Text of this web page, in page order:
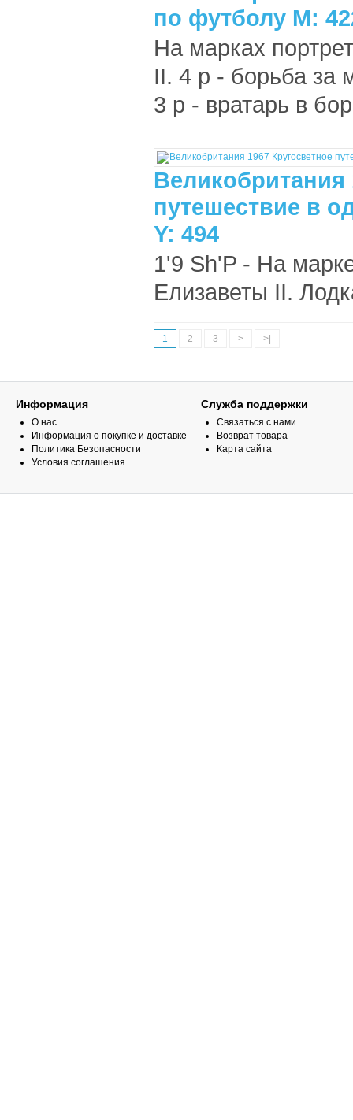
по футболу M:
На марках
II. 4 р - борьба за
3 p - вратарь в
Великобритания
путешествие в
Y: 494
1'9 Sh'P - На
Елизаветы II.
1 2 3 > >|
Информация
О нас
Информация о покупке и доставке
Политика Безопасности
Условия соглашения
Служба поддержки
Связаться с нами
Возврат товара
Карта сайта